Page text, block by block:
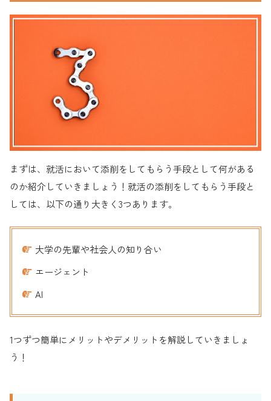
まずは、就活において添削をしてもらう手段として何がある
のか紹介していきましょう！就活の添削をしてもらう手段と
しては、以下の通り大きく3つあります。
大学の先輩や社会人の知り合い
エージェント
AI
1つずつ簡単にメリットやデメリットを解説していきましょ
う！